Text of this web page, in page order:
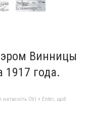
Винницы
1917 года.
натисніть Ctrl + Enter, щоб